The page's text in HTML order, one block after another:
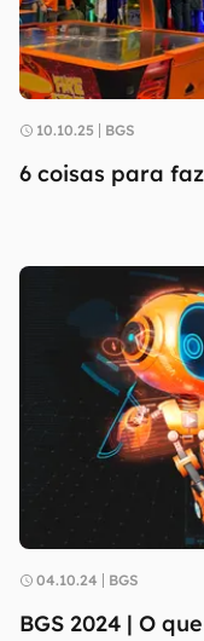
10.10.25 BGS
6 coisas para
04.10.24 BGS
BGS 2024 | O